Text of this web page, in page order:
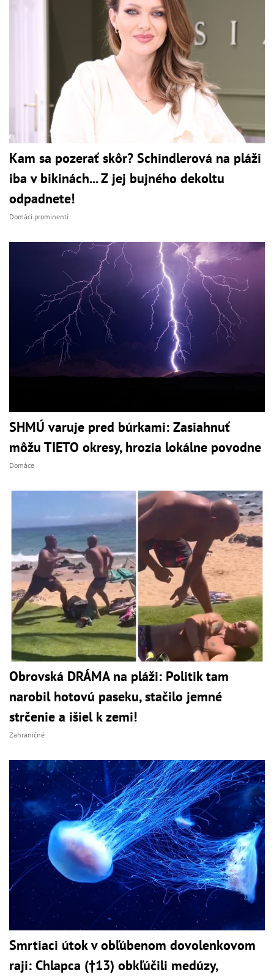
Kam sa pozerať skôr? Schindlerová na pláži
iba v bikinách... Z jej bujného dekoltu
odpadnete!
Domáci prominenti
SHMÚ varuje pred búrkami: Zasiahnuť
môžu TIETO okresy, hrozia lokálne povodne
Domáce
Obrovská DRÁMA na pláži: Politik tam
narobil hotovú paseku, stačilo jemné
strčenie a išiel k zemi!
Zahraničné
Smrtiaci útok v obľúbenom dovolenkovom
raji: Chlapca (†13) obkľúčili medúzy,